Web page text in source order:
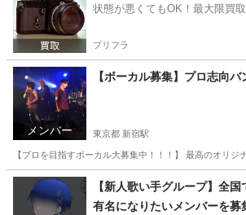
状態が悪くてもOK！最大限買
プリフラ
メンバー
【ボーカル募集】プロ志向バ
東京都 新宿駅
【プロを目指すボーカル大募集中！！！】 最高のオリ
東京 新宿区 新宿駅 バンド 主題歌
【新人歌い手グループ】全
有名になりたいメンバーを募